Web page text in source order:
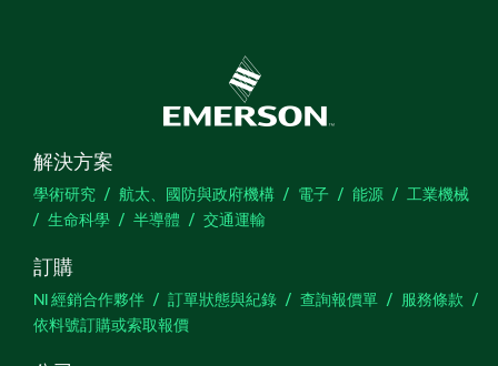
解決方案
學術研究 航太、國防與政府機構 電子 能源
工業機械
生命科學
半導體 交通運輸
訂購
NI 經銷合作夥伴 訂單狀態與紀錄 查詢報價單
服務條款
依料號訂購或索取報價